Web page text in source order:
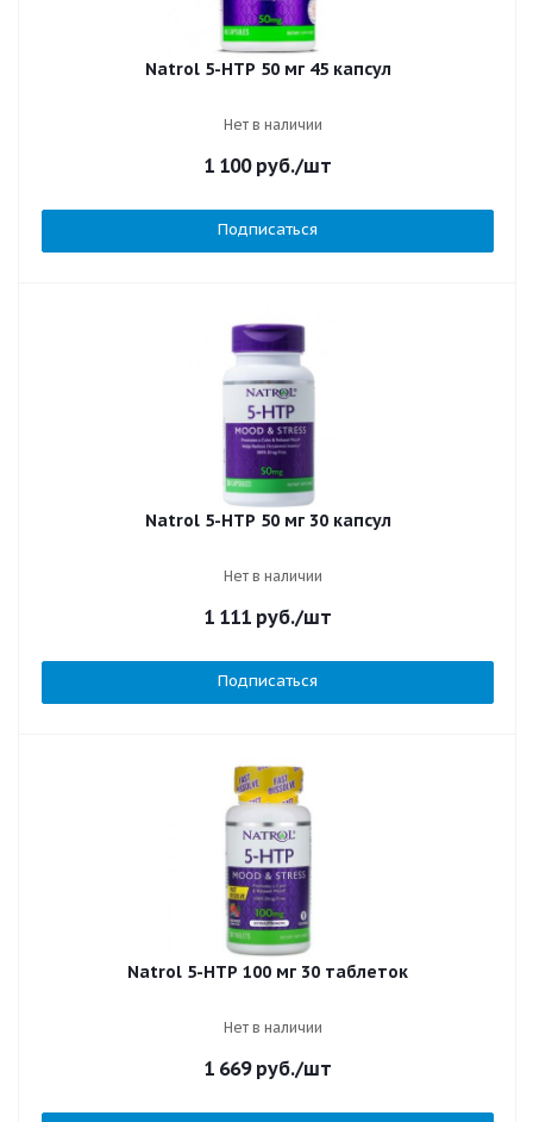
Natrol 5-HTP 50 мг 45 капсул
Нет в наличии
1 100руб./шт
Подписаться
Natrol 5-HTP 50 мг 30 капсул
Нет в наличии
1 111 руб./шт
Подписаться
Natrol 5-HTP 100 мг 30 таблеток
Нет в наличии
1 669руб./шт